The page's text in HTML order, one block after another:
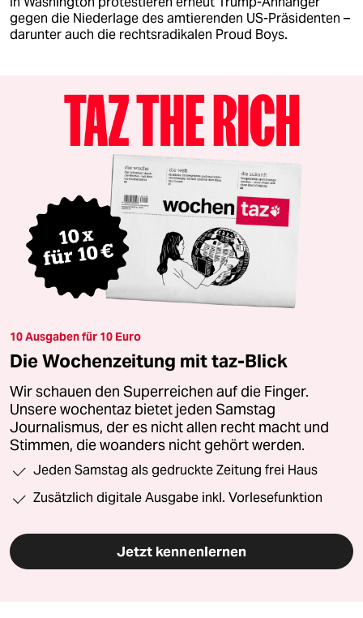
gegen die Niederlage des amtierenden US-Präsidenten –
darunter auch die rechtsradikalen Proud Boys.
10 Ausgaben für 10 Euro
Die Wochenzeitung mit taz-Blick
Wir schauen den Superreichen auf die Finger.
Unsere wochentaz bietet jeden Samstag
Journalismus, der es nicht allen recht macht und
Stimmen, die woanders nicht gehört werden.
Jeden Samstag als gedruckte Zeitung frei Haus
Zusätzlich digitale Ausgabe inkl. Vorlesefunktion
Jetzt kennenlernen